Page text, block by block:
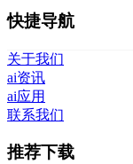
快捷导航
关于我们
ai资讯
ai应用
联系我们
推荐下载